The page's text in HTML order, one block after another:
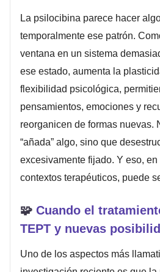
La psilocibina parece hacer
temporalmente ese patrón.
ventana en un sistema
ese estado, aumenta la
flexibilidad psicológica,
pensamientos, emociones y
reorganicen de formas nuevas.
“añada” algo, sino que
excesivamente fijado. Y eso,
contextos terapéuticos, puede
🧩 Cuando el
TEPT y nuevas
Uno de los aspectos más